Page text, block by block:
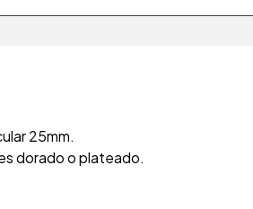
25mm.
dorado o plateado.